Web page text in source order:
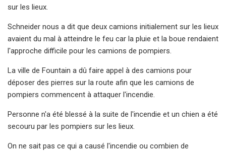
sur les lieux.
Schneider nous a dit que deux camions initialement sur les lieux
avaient du mal à atteindre le feu car la pluie et la boue rendaient
l'approche difficile pour les camions de pompiers.
La ville de Fountain a dû faire appel à des camions pour
déposer des pierres sur la route afin que les camions de
pompiers commencent à attaquer l'incendie.
Personne n'a été blessé à la suite de l'incendie et un chien a été
secouru par les pompiers sur les lieux.
On ne sait pas ce qui a causé l'incendie ou combien de